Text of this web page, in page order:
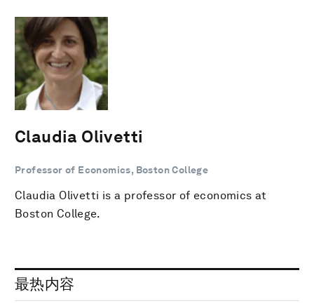
Claudia Olivetti
Professor of Economics, Boston College
Claudia Olivetti is a professor of economics at
Boston College.
最热内容